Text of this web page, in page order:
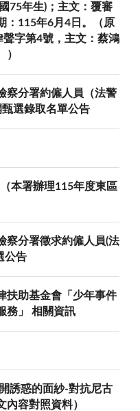
75年生)；主文：覆審
：115年6月4日。（原
字第4號，主文：蔡鴻
）
察分署約僱人員（法警
選錄取名單公告
本署辦理115年度東區
察分署徵求約僱人員(法
公告
扶助基金會「少年事件
務」 相關資訊
誘惑的面紗-對抗尼古
內容對照資料）